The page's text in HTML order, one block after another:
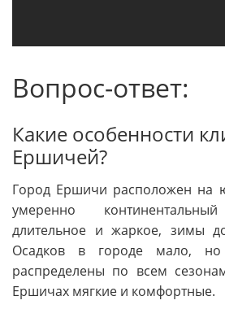
Вопрос-ответ:
Какие особенности
Ершичей?
Город Ершичи расположен на
умеренно
длительное и жаркое, зимы
Осадков в городе мало,
распределены по всем
Ершичах мягкие и комфортные.